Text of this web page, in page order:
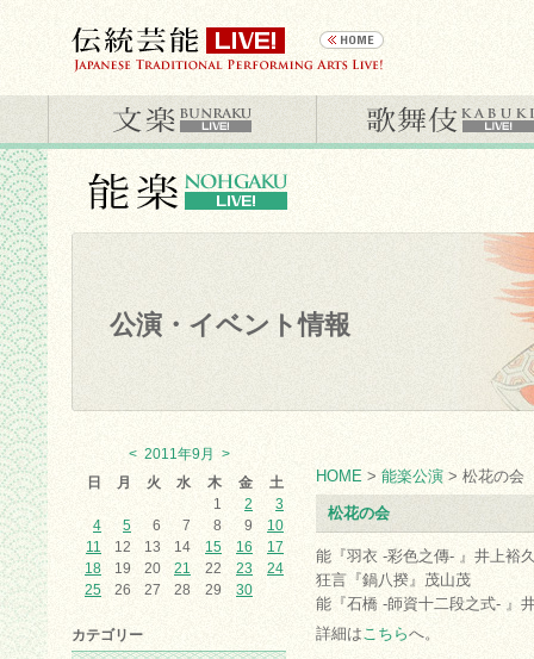
公演・イベント情報
HOME > 能楽公演 > 松花の会
松花の会
能『羽衣 -彩色之傳- 』井上裕
狂言『鍋八揆』茂山茂
能『石橋 -師資十二段之式- 』
詳細はこちらへ。
< 2011年9月
>
日
月 火 水 木 金
土
1
2
3
4
5 6 7 8 9
10
11
12 13 14 15 16
17
18
19 20 21 22 23
24
25
26 27 28 29 30
カテゴリー